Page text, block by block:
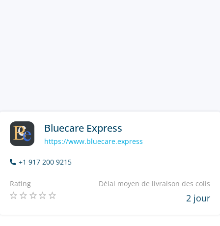
Bluecare Express
https://www.bluecare.express
+1 917 200 9215
Rating Délai moyen de livraison des colis
2 jour